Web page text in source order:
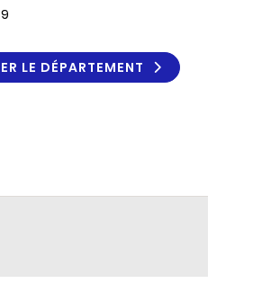
LE DÉPARTEMENT